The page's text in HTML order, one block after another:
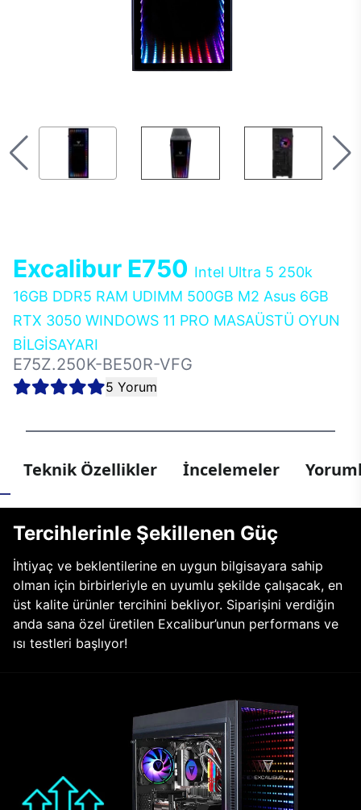
Excalibur E750 Intel Ultra 5 250k
16GB DDR5 RAM UDIMM 500GB M2 Asus 6GB
RTX 3050 WINDOWS 11 PRO MASAÜSTÜ OYUN
BİLGİSAYARI
E75Z.250K-BE50R-VFG
5 Yorum
Teknik Özellikler İncelemeler
Tercihlerinle Şekillenen Güç
İhtiyaç ve beklentilerine en uygun bilgisayara sahip
olman için birbirleriyle en uyumlu şekilde çalışacak, en
üst kalite ürünler tercihini bekliyor. Siparişini verdiğin
anda sana özel üretilen Excalibur’unun performans ve
ısı testleri başlıyor!